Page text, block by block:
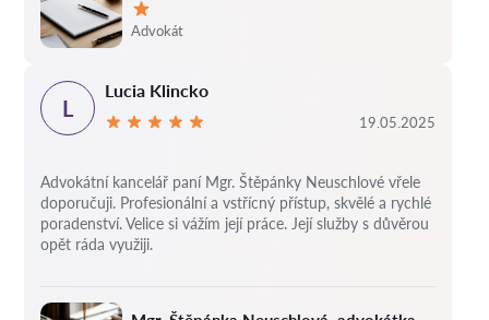
Hodnocení:
Advokát
L
Lucia Klincko
19.05.2025
Advokátní kancelář paní Mgr. Štěpánky Neuschlové vřele
doporučuji. Profesionální a vstřícný přístup, skvělé a rychlé
poradenství. Velice si vážím její práce. Její služby s důvěrou
opět ráda využiji.